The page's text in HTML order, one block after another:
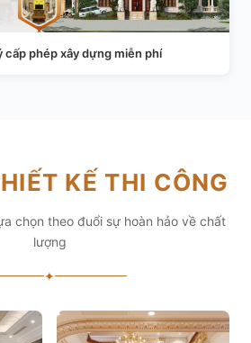
cấp phép xây dựng miễn phí
KẾ THI CÔNG
chọn theo đuổi sự hoàn hảo về chất
lượng
✦